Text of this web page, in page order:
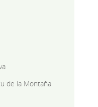
de la Montaña